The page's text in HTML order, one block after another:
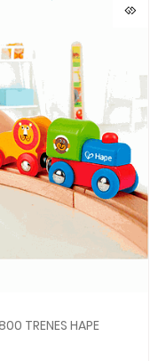
TRENES HAPE